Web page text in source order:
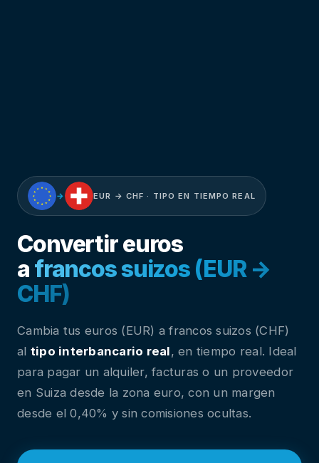
→ EUR → CHF · TIPO EN TIEMPO REAL
Convertir euros
a francos suizos (EUR →
CHF)
Cambia tus euros (EUR) a francos suizos (CHF)
al tipo interbancario real, en tiempo real. Ideal
para pagar un alquiler, facturas o un proveedor
en Suiza desde la zona euro, con un margen
desde el 0,40% y sin comisiones ocultas.